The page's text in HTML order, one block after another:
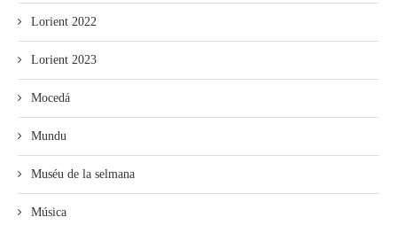
Lorient 2022
Lorient 2023
Mocedá
Mundu
Muséu de la selmana
Música